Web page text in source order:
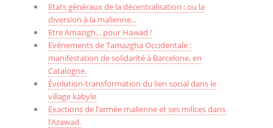
Etats généraux de la décentralisation : ou la
diversion à la malienne...
Etre Amazigh... pour Hawad !
Evénements de Tamazgha Occidentale :
manifestation de solidarité à Barcelone, en
Catalogne.
Évolution-transformation du lien social dans le
village kabyle
Exactions de l’armée malienne et ses milices dans
l’Azawad.